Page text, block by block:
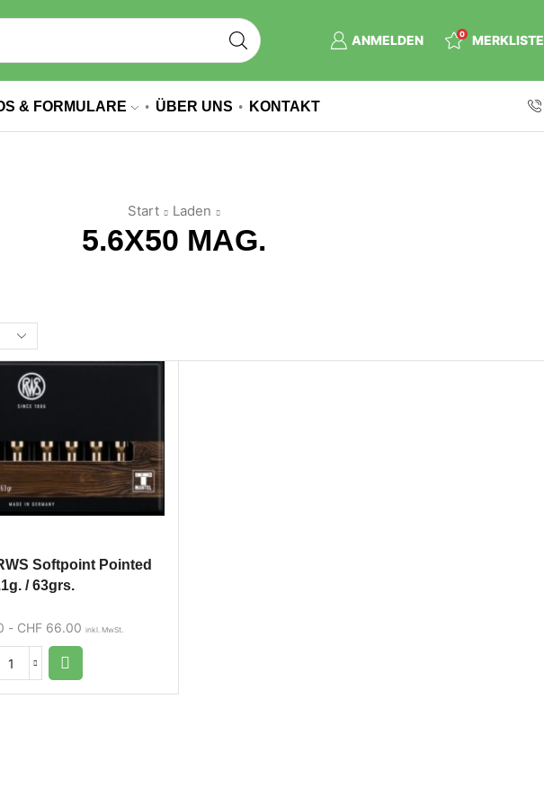
ANMELDEN 0 MERKLISTE
& FORMULARE ÜBER UNS KONTAKT
Start Laden
5.6X50 MAG.
Softpoint Pointed
/ 63grs.
- CHF 66.00 inkl. MwSt.